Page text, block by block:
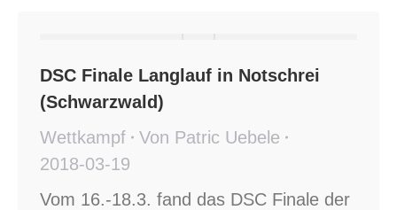
DSC Finale Langlauf in Notschrei
(Schwarzwald)
Wettkampf
Von Patric Uebele
2018-03-19
Vom 16.-18.3. fand das DSC Finale der